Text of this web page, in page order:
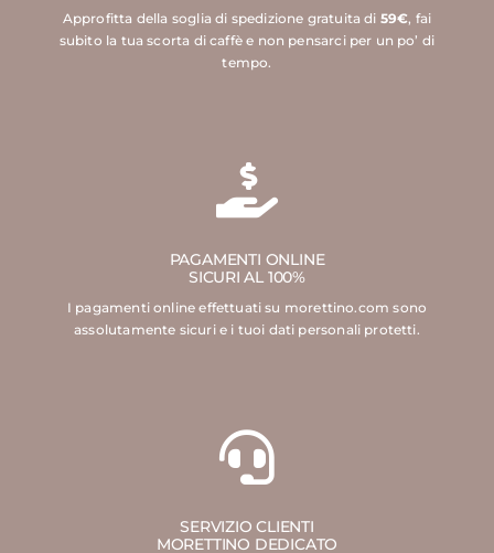
Approfitta della soglia di spedizione gratuita di 59€, fai
subito la tua scorta di caffè e non pensarci per un po’ di
tempo.
PAGAMENTI ONLINE
SICURI AL 100%
I pagamenti online effettuati su morettino.com sono
assolutamente sicuri e i tuoi dati personali protetti.
SERVIZIO CLIENTI
MORETTINO DEDICATO